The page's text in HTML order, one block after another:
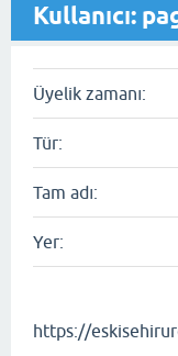
Kullanıcı:
Üyelik zamanı:
Tür:
Tam adı:
Yer:
https://